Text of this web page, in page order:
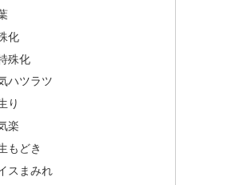
化
殊化
ハツラツ
り
楽
もどき
スまみれ